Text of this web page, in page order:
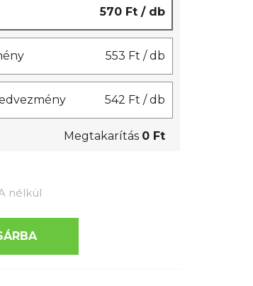
570 Ft / db
553 Ft / db
542 Ft / db
Megtakarítás 0 Ft
nélkülEgységár: